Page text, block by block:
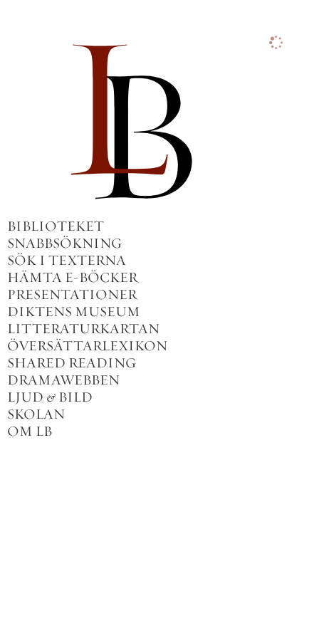
BIBLIOTEKET
SNABBSÖKNING
SÖK I TEXTERNA
HÄMTA E-BÖCKER
PRESENTATIONER
DIKTENS MUSEUM
LITTERATURKARTAN
ÖVERSÄTTARLEXIKON
SHARED READING
DRAMAWEBBEN
LJUD & BILD
SKOLAN
OM LB